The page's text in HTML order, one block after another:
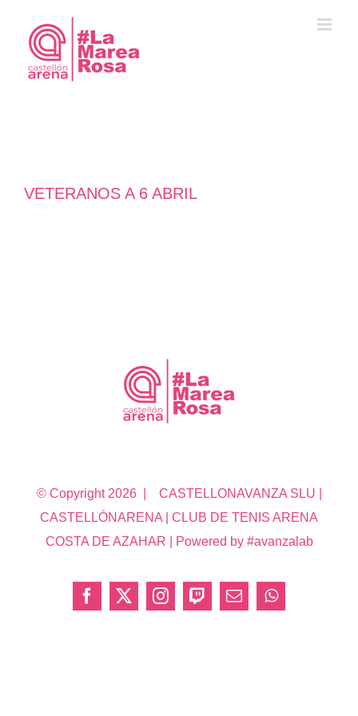
contenido
VETERANOS A 6 ABRIL
© Copyright 2026 | CASTELLONAVANZA SLU |
CASTELLÓNARENA | CLUB DE TENIS ARENA
COSTA DE AZAHAR | Powered by #avanzalab
Facebook
X InstagramTwitchCorreoWhatsApp